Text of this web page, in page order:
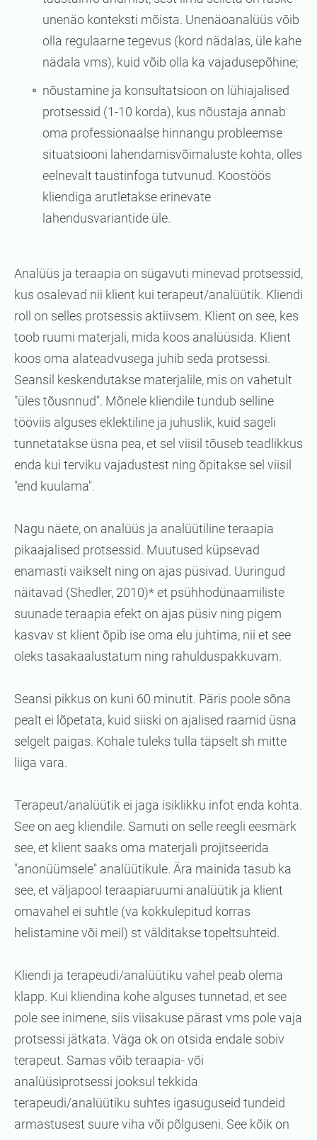
unenäo konteksti mõista. Unenäoanalüüs võib
olla regulaarne tegevus (kord nädalas, üle kahe
nädala vms), kuid võib olla ka vajadusepõhine;
nõustamine ja konsultatsioon on lühiajalised
protsessid (1-10 korda), kus nõustaja annab
oma professionaalse hinnangu probleemse
situatsiooni lahendamisvõimaluste kohta, olles
eelnevalt taustinfoga tutvunud. Koostöös
kliendiga arutletakse erinevate
lahendusvariantide üle.
Analüüs ja teraapia on sügavuti minevad protsessid,
kus osalevad nii klient kui terapeut/analüütik. Kliendi
roll on selles protsessis aktiivsem. Klient on see, kes
toob ruumi materjali, mida koos analüüsida. Klient
koos oma alateadvusega juhib seda protsessi.
Seansil keskendutakse materjalile, mis on vahetult
"üles tõusnnud". Mõnele kliendile tundub selline
tööviis alguses eklektiline ja juhuslik, kuid sageli
tunnetatakse üsna pea, et sel viisil tõuseb teadlikkus
enda kui terviku vajadustest ning õpitakse sel viisil
"end kuulama".
Nagu näete, on analüüs ja analüütiline teraapia
pikaajalised protsessid. Muutused küpsevad
enamasti vaikselt ning on ajas püsivad. Uuringud
näitavad (Shedler, 2010)* et psühhodünaamiliste
suunade teraapia efekt on ajas püsiv ning pigem
kasvav st klient õpib ise oma elu juhtima, nii et see
oleks tasakaalustatum ning rahulduspakkuvam.
Seansi pikkus on kuni 60 minutit. Päris poole sõna
pealt ei lõpetata, kuid siiski on ajalised raamid üsna
selgelt paigas. Kohale tuleks tulla täpselt sh mitte
liiga vara.
Terapeut/analüütik ei jaga isiklikku infot enda kohta.
See on aeg kliendile. Samuti on selle reegli eesmärk
see, et klient saaks oma materjali projitseerida
"anonüümsele" analüütikule. Ära mainida tasub ka
see, et väljapool teraapiaruumi analüütik ja klient
omavahel ei suhtle (va kokkulepitud korras
helistamine või meil) st välditakse topeltsuhteid.
Kliendi ja terapeudi/analüütiku vahel peab olema
klapp. Kui kliendina kohe alguses tunnetad, et see
pole see inimene, siis viisakuse pärast vms pole vaja
protsessi jätkata. Väga ok on otsida endale sobiv
terapeut. Samas võib teraapia- või
analüüsiprotsessi jooksul tekkida
terapeudi/analüütiku suhtes igasuguseid tundeid
armastusest suure viha või põlguseni. See kõik on